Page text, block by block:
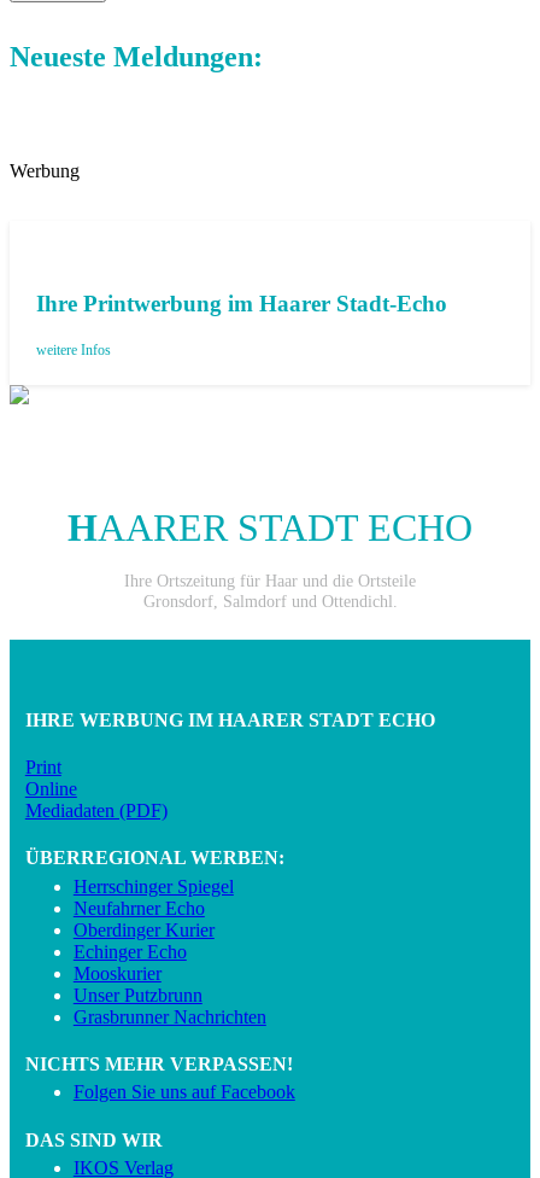
Neueste Meldungen:
Werbung
Ihre Printwerbung im Haarer Stadt-Echo
weitere Infos
HAARER STADT ECHO
Ihre Ortszeitung für Haar und die Ortsteile
Gronsdorf, Salmdorf und Ottendichl.
IHRE WERBUNG IM HAARER STADT ECHO
Print
Online
Mediadaten (PDF)
ÜBERREGIONAL WERBEN:
Herrschinger Spiegel
Neufahrner Echo
Oberdinger Kurier
Echinger Echo
Mooskurier
Unser Putzbrunn
Grasbrunner Nachrichten
NICHTS MEHR VERPASSEN!
Folgen Sie uns auf Facebook
DAS SIND WIR
IKOS Verlag